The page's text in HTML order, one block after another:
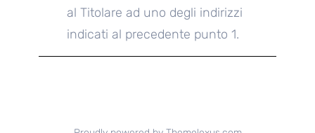
al Titolare ad uno degli indirizzi
indicati al precedente punto 1.